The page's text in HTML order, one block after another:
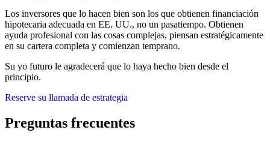
Los inversores que lo hacen bien son los que obtienen financiación
hipotecaria adecuada en EE. UU., no un pasatiempo. Obtienen
ayuda profesional con las cosas complejas, piensan estratégicamente
en su cartera completa y comienzan temprano.
Su yo futuro le agradecerá que lo haya hecho bien desde el
principio.
Reserve su llamada de estrategia
Preguntas frecuentes